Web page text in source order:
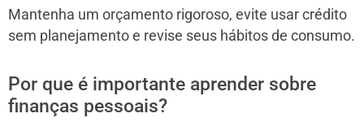
Mantenha um orçamento rigoroso, evite usar crédito
sem planejamento e revise seus hábitos de consumo.
Por que é importante aprender sobre
finanças pessoais?